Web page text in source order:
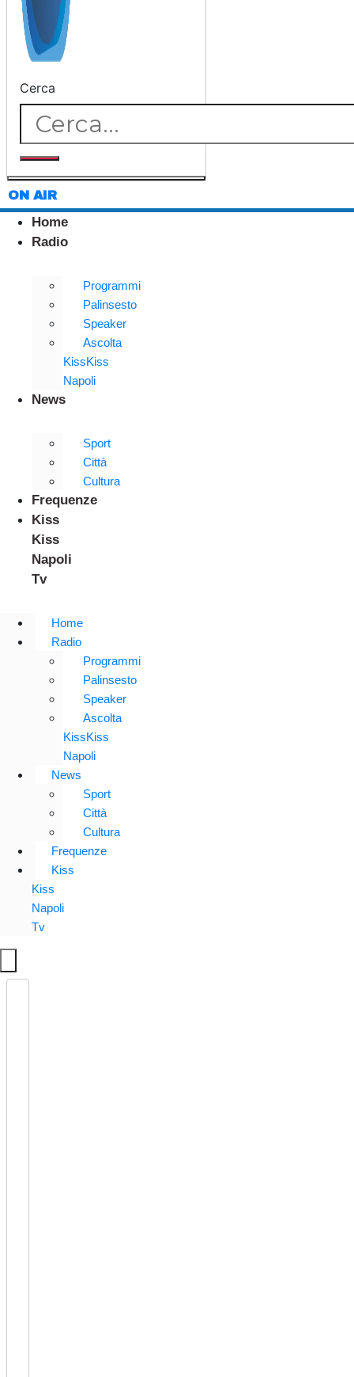
Cerca
ON AIR
Home
Radio
Programmi
Palinsesto
Speaker
Ascolta
KissKiss
Napoli
News
Sport
Città
Cultura
Frequenze
Kiss
Kiss
Napoli
Tv
Home
Radio
Programmi
Palinsesto
Speaker
Ascolta
KissKiss
Napoli
News
Sport
Città
Cultura
Frequenze
Kiss
Kiss
Napoli
Tv